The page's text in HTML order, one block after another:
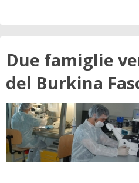
Due famiglie
del Burkina